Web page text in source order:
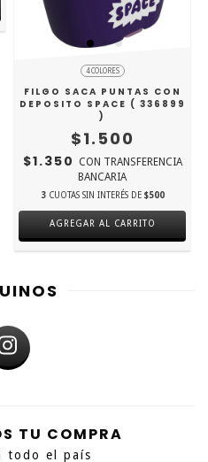
4 COLORES
FILGO SACA PUNTAS CON
DEPOSITO SPACE ( 336899
)
$1.500
$1.350 CON TRANSFERENCIA
BANCARIA
3 CUOTAS SIN INTERÉS DE $500
AGREGAR AL CARRITO
TU COMPRA
todo el país